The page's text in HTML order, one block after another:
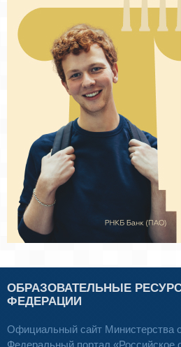
ОБРАЗОВАТЕЛЬНЫЕ
ФЕДЕРАЦИИ
Официальный сайт Министерства
Федеральный портал «Российское